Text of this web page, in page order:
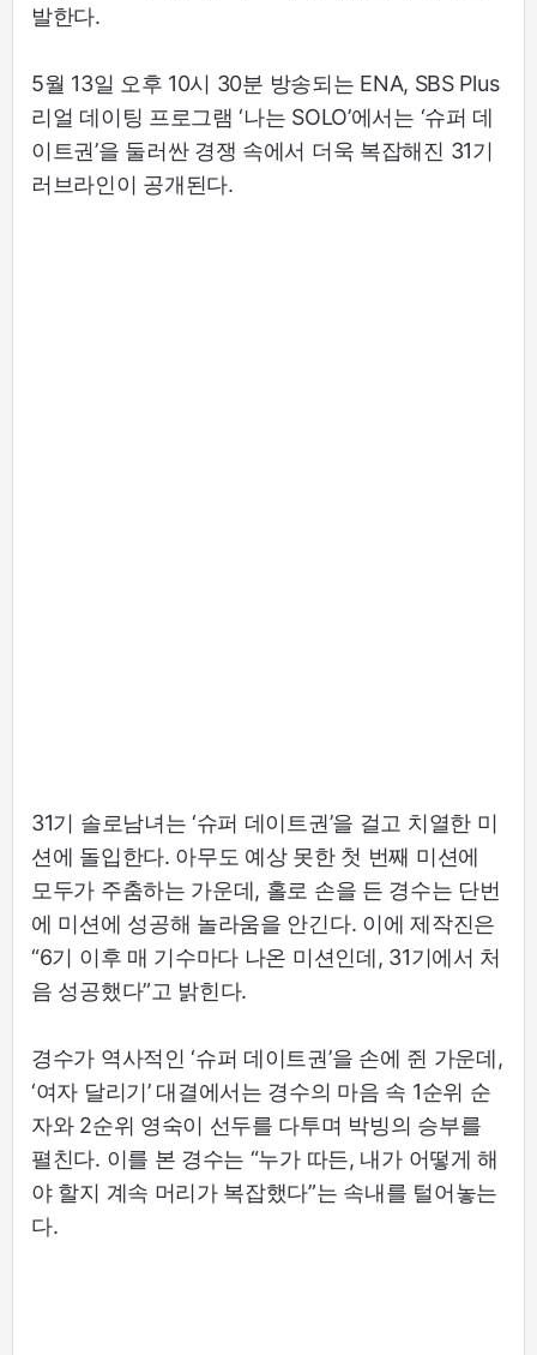
발한다.
5월 13일 오후 10시 30분 방송되는 ENA, SBS Plus
리얼 데이팅 프로그램 ‘나는 SOLO’에서는 ‘슈퍼 데
이트권’을 둘러싼 경쟁 속에서 더욱 복잡해진 31기
러브라인이 공개된다.
31기 솔로남녀는 ‘슈퍼 데이트권’을 걸고 치열한 미
션에 돌입한다. 아무도 예상 못한 첫 번째 미션에
모두가 주춤하는 가운데, 홀로 손을 든 경수는 단번
에 미션에 성공해 놀라움을 안긴다. 이에 제작진은
“6기 이후 매 기수마다 나온 미션인데, 31기에서 처
음 성공했다”고 밝힌다.
경수가 역사적인 ‘슈퍼 데이트권’을 손에 쥔 가운데,
‘여자 달리기’ 대결에서는 경수의 마음 속 1순위 순
자와 2순위 영숙이 선두를 다투며 박빙의 승부를
펼친다. 이를 본 경수는 “누가 따든, 내가 어떻게 해
야 할지 계속 머리가 복잡했다”는 속내를 털어놓는
다.